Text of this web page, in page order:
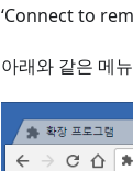
‘Connect to
아래와 같은 메